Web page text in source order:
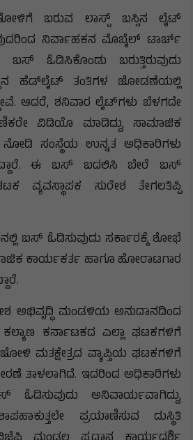
ಬರುವ ಲಾಸ್ಟ್‌ ಬಸ್ಸಿನ ಲೈಟ್‌
ನಿರ್ವಾಹಕನ ಮೊಬೈಲ್‌ ಟಾರ್ಚ್‌
ಓಡಿಸಿಕೊಂಡು ಬರುತ್ತಿರುವುದು‌
ಹೆಡ್‌ಲೈಟ್‌ ತಂತಿಗಳ ಜೋಡಣೆಯಲ್ಲಿ
ಆದರೆ, ಶನಿವಾರ ಲೈಟ್‌ಗಳು ಬೆಳಗದೇ
ವಿಡಿಯೊ ಮಾಡಿದ್ದು, ಸಾಮಾಜಿಕ
ನೋಡಿ ಸಂಸ್ಥೆಯ ಉನ್ನತ ಅಧಿಕಾರಿಗಳು‌
ಈ ಬಸ್‌ ಬದಲಿಸಿ‌ ಬೇರೆ ಬಸ್‌
ವ್ಯವಸ್ಥಾಪಕ ಸುರೇಶ ತೇಗಲತಿಪ್ಪಿ
ಬಸ್‌ ಓಡಿಸುವುದು ಸರ್ಕಾರಕ್ಕೆ ಶೋಭೆ
ಕಾರ್ಯಕರ್ತ ಹಾಗೂ ಹೋರಾಟಗಾರ
ಅಭಿವೃದ್ಧಿ‌ ಮಂಡಳಿಯ ಅನುದಾನದಿಂದ
ಕರ್ನಾಟಕದ ಎಲ್ಲಾ ಘಟಕಗಳಿಗೆ
ಮತಕ್ಷೇತ್ರದ ವ್ಯಾಪ್ತಿಯ ಘಟಕಗಳಿಗೆ
ತಾಳಲಾಗಿದೆ. ಇದರಿಂದ ಅಧಿಕಾರಿಗಳು
ಅನಿವಾರ್ಯವಾಗಿದ್ದು,
ಪ್ರಯಾಣಿಸುವ ದುಸ್ಥಿತಿ